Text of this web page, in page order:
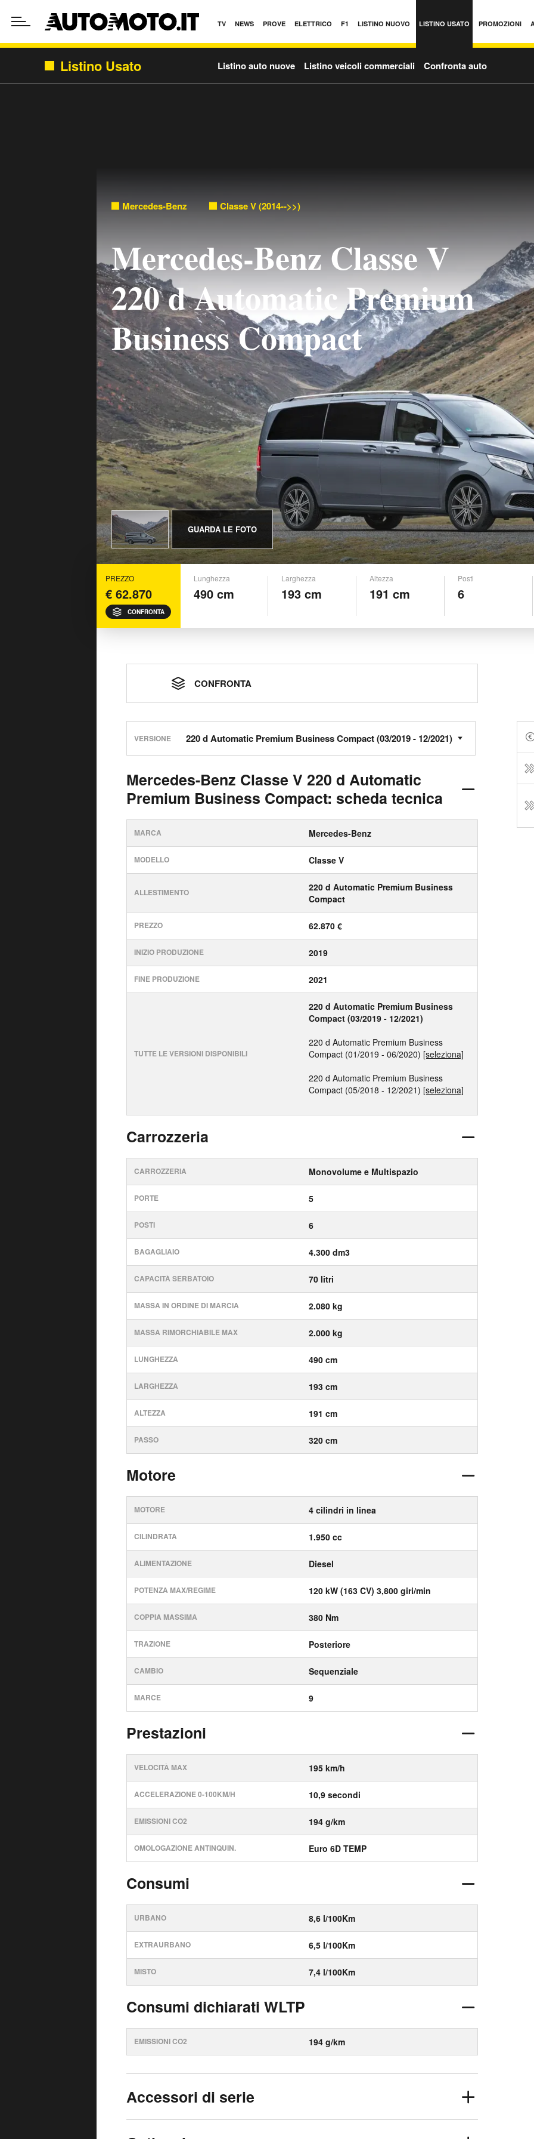
TV NEWS PROVE ELETTRICO F1 LISTINO NUOVO LISTINO USATO PROMOZIONI
Listino Usato Listino auto nuove Listino veicoli commerciali Confronta auto
Mercedes-Benz Classe V (2014-->>)
Mercedes-Benz Classe V
220 d Automatic Premium
Business Compact
GUARDA LE FOTO
PREZZO
€ 62.870
CONFRONTA
Lunghezza
490 cm
Larghezza
193 cm
Altezza
191 cm
Posti
6
CONFRONTA
VERSIONE
Mercedes-Benz Classe V 220 d Automatic
Premium Business Compact: scheda tecnica
MARCA Mercedes-Benz
MODELLO Classe V
ALLESTIMENTO
220 d Automatic Premium Business
Compact
PREZZO 62.870 €
INIZIO PRODUZIONE 2019
FINE PRODUZIONE 2021
TUTTE LE VERSIONI DISPONIBILI
220 d Automatic Premium Business
Compact (03/2019 - 12/2021)
220 d Automatic Premium Business
Compact (01/2019 - 06/2020) [seleziona]
220 d Automatic Premium Business
Compact (05/2018 - 12/2021) [seleziona]
Carrozzeria
CARROZZERIA Monovolume e Multispazio
PORTE 5
POSTI 6
BAGAGLIAIO 4.300 dm3
CAPACITÀ SERBATOIO 70 litri
MASSA IN ORDINE DI MARCIA 2.080 kg
MASSA RIMORCHIABILE MAX 2.000 kg
LUNGHEZZA 490 cm
LARGHEZZA 193 cm
ALTEZZA 191 cm
PASSO 320 cm
Motore
MOTORE 4 cilindri in linea
CILINDRATA 1.950 cc
ALIMENTAZIONE Diesel
POTENZA MAX/REGIME 120 kW (163 CV) 3,800 giri/min
COPPIA MASSIMA 380 Nm
TRAZIONE Posteriore
CAMBIO Sequenziale
MARCE 9
Prestazioni
VELOCITÀ MAX 195 km/h
ACCELERAZIONE 0-100KM/H 10,9 secondi
EMISSIONI CO2 194 g/km
OMOLOGAZIONE ANTINQUIN. Euro 6D TEMP
Consumi
URBANO 8,6 l/100Km
EXTRAURBANO 6,5 l/100Km
MISTO 7,4 l/100Km
Consumi dichiarati WLTP
EMISSIONI CO2 194 g/km
Accessori di serie